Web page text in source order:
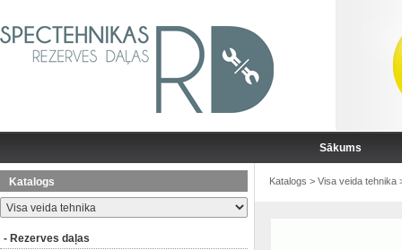
Sākums
Katalogs
- Rezerves daļas
Katalogs > Visa veida tehnika